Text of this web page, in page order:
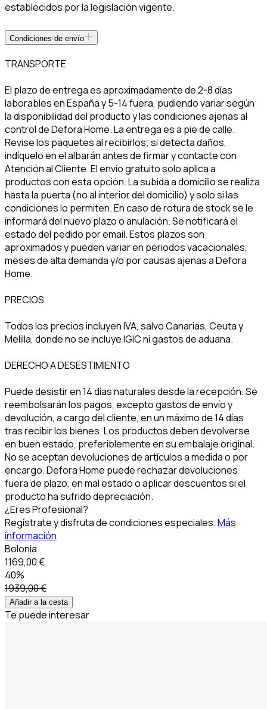
establecidos por la legislación vigente.
Condiciones de envío
TRANSPORTE
El plazo de entrega es aproximadamente de 2-8 días
laborables en España y 5-14 fuera, pudiendo variar según
la disponibilidad del producto y las condiciones ajenas al
control de Defora Home. La entrega es a pie de calle.
Revise los paquetes al recibirlos; si detecta daños,
indíquelo en el albarán antes de firmar y contacte con
Atención al Cliente. El envío gratuito solo aplica a
productos con esta opción. La subida a domicilio se realiza
hasta la puerta (no al interior del domicilio) y solo si las
condiciones lo permiten. En caso de rotura de stock se le
informará del nuevo plazo o anulación. Se notificará el
estado del pedido por email. Estos plazos son
aproximados y pueden variar en periodos vacacionales,
meses de alta demanda y/o por causas ajenas a Defora
Home.
PRECIOS
Todos los precios incluyen IVA, salvo Canarias, Ceuta y
Melilla, donde no se incluye IGIC ni gastos de aduana.
DERECHO A DESESTIMIENTO
Puede desistir en 14 días naturales desde la recepción. Se
reembolsarán los pagos, excepto gastos de envío y
devolución, a cargo del cliente, en un máximo de 14 días
tras recibir los bienes. Los productos deben devolverse
en buen estado, preferiblemente en su embalaje original.
No se aceptan devoluciones de artículos a medida o por
encargo. Defora Home puede rechazar devoluciones
fuera de plazo, en mal estado o aplicar descuentos si el
producto ha sufrido depreciación.
¿Eres Profesional?
Regístrate y disfruta de condiciones especiales.Más
información
Bolonia
1169,00 €
40%
1939,00 €
Añadir a la cesta
Te puede interesar